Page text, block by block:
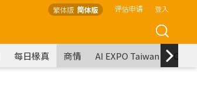
繁体版 简体版 评估申请 登入
每日椽真 商情 AI EXPO Taiwan